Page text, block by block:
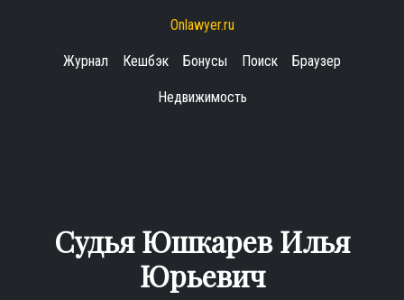
Onlawyer.ru
Журнал Кешбэк Бонусы Поиск Браузер
Недвижимость
Судья Юшкарев Илья
Юрьевич